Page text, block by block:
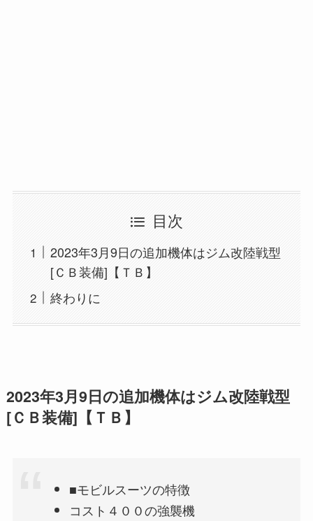
目次
2023年3月9日の追加機体はジム改陸戦型
[ＣＢ装備]【ＴＢ】
終わりに
2023年3月9日の追加機体はジム改陸戦型
[ＣＢ装備]【ＴＢ】
■モビルスーツの特徴
コスト４００の強襲機